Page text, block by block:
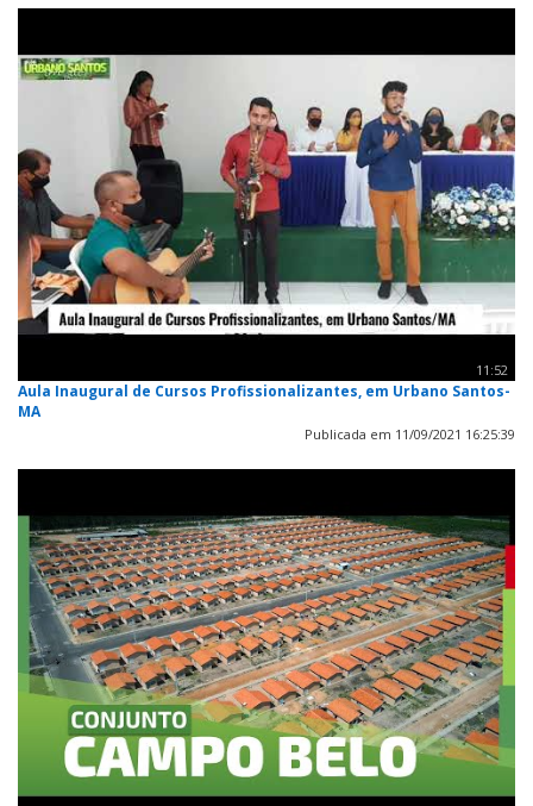
11:52
Aula Inaugural de Cursos Profissionalizantes, em Urbano Santos-
MA
Publicada em 11/09/2021 16:25:39